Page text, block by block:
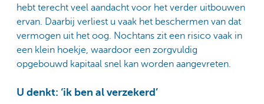
hebt terecht veel aandacht voor het verder uitbouwen
ervan. Daarbij verliest u vaak het beschermen van dat
vermogen uit het oog. Nochtans zit een risico vaak in
een klein hoekje, waardoor een zorgvuldig
opgebouwd kapitaal snel kan worden aangevreten.
U denkt: ‘ik ben al verzekerd’